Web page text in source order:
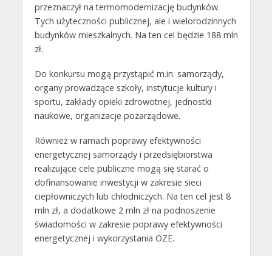
przeznaczył na termomodernizację budynków.
Tych użyteczności publicznej, ale i wielorodzinnych
budynków mieszkalnych. Na ten cel będzie 188 mln
zł.
Do konkursu mogą przystąpić m.in. samorządy,
organy prowadzące szkoły, instytucje kultury i
sportu, zakłady opieki zdrowotnej, jednostki
naukowe, organizacje pozarządowe.
Również w ramach poprawy efektywności
energetycznej samorządy i przedsiębiorstwa
realizujące cele publiczne mogą się starać o
dofinansowanie inwestycji w zakresie sieci
ciepłowniczych lub chłodniczych. Na ten cel jest 8
mln zł, a dodatkowe 2 mln zł na podnoszenie
świadomości w zakresie poprawy efektywności
energetycznej i wykorzystania OZE.